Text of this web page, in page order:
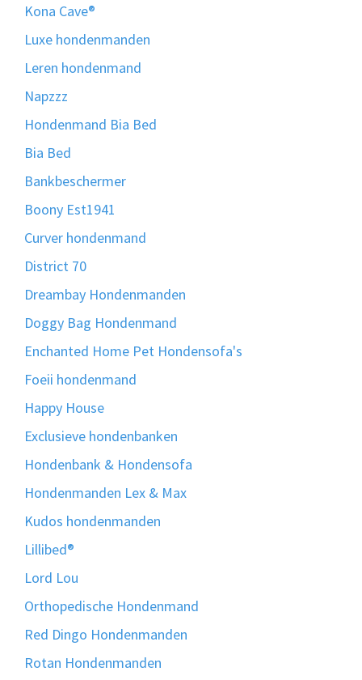
Kona Cave®
Luxe hondenmanden
Leren hondenmand
Napzzz
Hondenmand Bia Bed
Bia Bed
Bankbeschermer
Boony Est1941
Curver hondenmand
District 70
Dreambay Hondenmanden
Doggy Bag Hondenmand
Enchanted Home Pet Hondensofa's
Foeii hondenmand
Happy House
Exclusieve hondenbanken
Hondenbank & Hondensofa
Hondenmanden Lex & Max
Kudos hondenmanden
Lillibed®
Lord Lou
Orthopedische Hondenmand
Red Dingo Hondenmanden
Rotan Hondenmanden